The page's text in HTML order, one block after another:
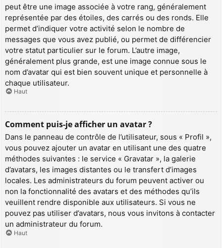
peut être une image associée à votre rang, généralement
représentée par des étoiles, des carrés ou des ronds. Elle
permet d’indiquer votre activité selon le nombre de
messages que vous avez publié, ou permet de différencier
votre statut particulier sur le forum. L’autre image,
généralement plus grande, est une image connue sous le
nom d’avatar qui est bien souvent unique et personnelle à
chaque utilisateur.
Haut
Comment puis-je afficher un avatar ?
Dans le panneau de contrôle de l’utilisateur, sous « Profil »,
vous pouvez ajouter un avatar en utilisant une des quatre
méthodes suivantes : le service « Gravatar », la galerie
d’avatars, les images distantes ou le transfert d’images
locales. Les administrateurs du forum peuvent activer ou
non la fonctionnalité des avatars et des méthodes qu’ils
veuillent rendre disponible aux utilisateurs. Si vous ne
pouvez pas utiliser d’avatars, nous vous invitons à contacter
un administrateur du forum.
Haut